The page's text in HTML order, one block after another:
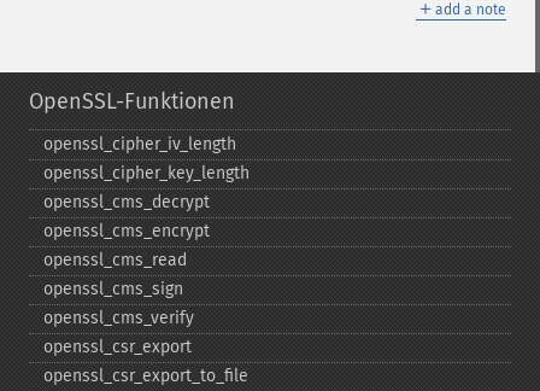
＋ add a note
OpenSSL-Funktionen
openssl_​cipher_​iv_​length
openssl_​cipher_​key_​length
openssl_​cms_​decrypt
openssl_​cms_​encrypt
openssl_​cms_​read
openssl_​cms_​sign
openssl_​cms_​verify
openssl_​csr_​export
openssl_​csr_​export_​to_​file